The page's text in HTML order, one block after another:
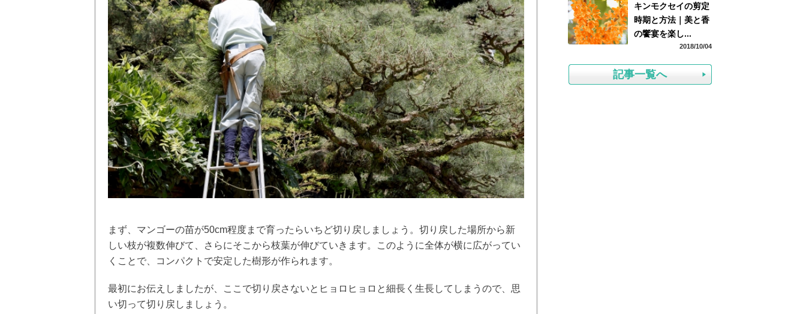
まず、マンゴーの苗が50cm程度まで育ったらいちど切り戻しましょう。切り戻した場所から新
しい枝が複数伸びて、さらにそこから枝葉が伸びていきます。このように全体が横に広がってい
くことで、コンパクトで安定した樹形が作られます。
最初にお伝えしましたが、ここで切り戻さないとヒョロヒョロと細長く生長してしまうので、思
い切って切り戻しましょう。
キンモクセイの剪定
時期と方法｜美と香
の饗宴を楽し...
2018/10/04
記事一覧へ